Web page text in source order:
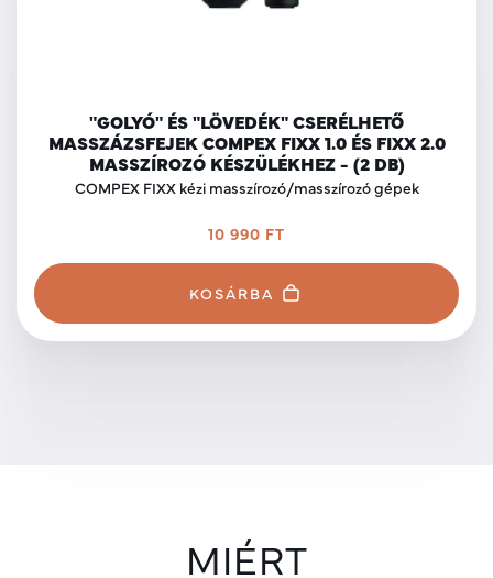
"GOLYÓ" ÉS "LÖVEDÉK" CSERÉLHETŐ
MASSZÁZSFEJEK COMPEX FIXX 1.0 ÉS FIXX 2.0
MASSZÍROZÓ KÉSZÜLÉKHEZ - (2 DB)
COMPEX FIXX kézi masszírozó/masszírozó gépek
10 990 FT
KOSÁRBA
MIÉRT